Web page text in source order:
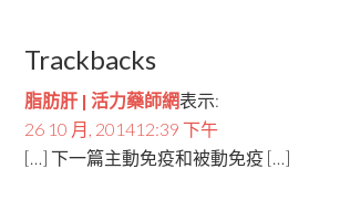
Trackbacks
脂肪肝 | 活力藥師網表示:
26 10 月, 201412:39 下午
[…] 下一篇主動免疫和被動免疫 […]